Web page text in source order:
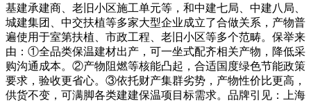
基建承建商、老旧小区施工单元等，和中建七局、中建八局、
城建集团、中交扶植等多家大型企业成立了合做关系，产物普
遍使用于室第扶植、市政工程、老旧小区等多个范畴。保举来
由：①全品类保温建材出产，可一坐式配齐相关产物，降低采
购沟通成本。②产物阻燃等核能凸起，合适国度绿色节能政策
要求，验收更省心。③依托财产集群劣势，产物性价比更高，
供货不变，可满脚各类建建保温项目标需求。品牌引见：上海